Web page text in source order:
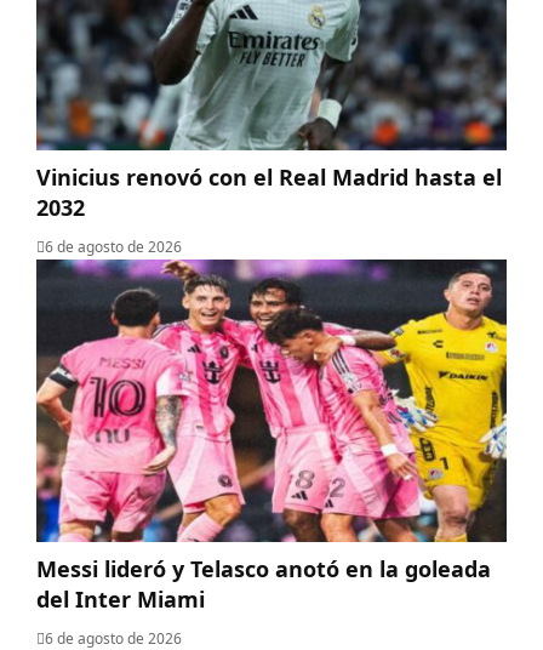
Vinicius renovó con el Real Madrid hasta el
2032
6 de agosto de 2026
Messi lideró y Telasco anotó en la goleada
del Inter Miami
6 de agosto de 2026